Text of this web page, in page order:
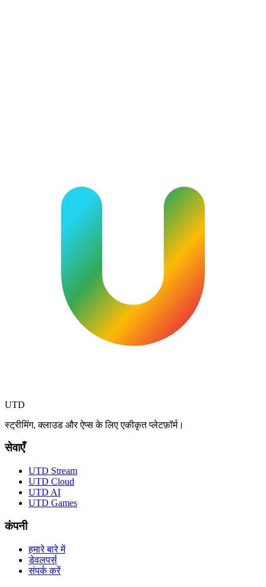
UTD
स्ट्रीमिंग, क्लाउड और ऐप्स के लिए एकीकृत प्लेटफ़ॉर्म।
सेवाएँ
UTD Stream
UTD Cloud
UTD AI
UTD Games
कंपनी
हमारे बारे में
डेवलपर्स
संपर्क करें